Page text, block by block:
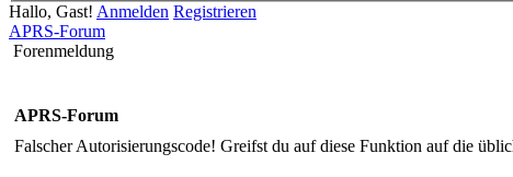
Hallo, Gast! Anmelden Registrieren
APRS-Forum
Forenmeldung
APRS-Forum
Falscher Autorisierungscode! Greifst du auf diese Funktion auf die